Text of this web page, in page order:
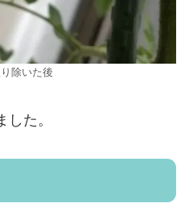
除いた後
た。